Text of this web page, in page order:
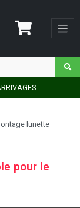
lunette
pour le